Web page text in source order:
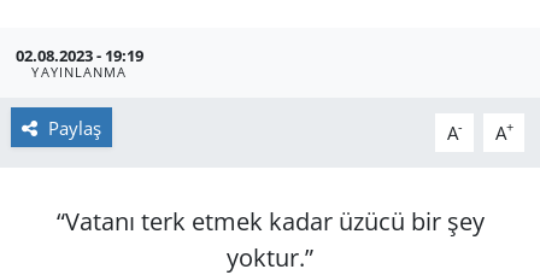
02.08.2023 - 19:19
YAYINLANMA
Paylaş A- A+
“Vаtаnı terk etmek kadar üzücü bir şey
yoktur.”
GENEL
HABERDE İNSAN
Haber Arşivi